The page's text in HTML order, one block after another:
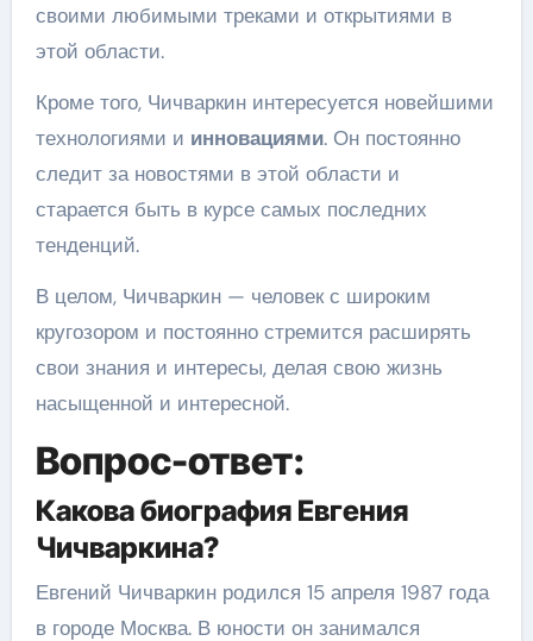
своими любимыми треками и открытиями в
этой области.
Кроме того, Чичваркин интересуется новейшими
технологиями и инновациями. Он постоянно
следит за новостями в этой области и
старается быть в курсе самых последних
тенденций.
В целом, Чичваркин — человек с широким
кругозором и постоянно стремится расширять
свои знания и интересы, делая свою жизнь
насыщенной и интересной.
Вопрос-ответ:
Какова биография Евгения
Чичваркина?
Евгений Чичваркин родился 15 апреля 1987 года
в городе Москва. В юности он занимался